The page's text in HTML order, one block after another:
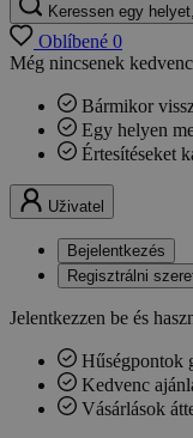
Keressen egy
Oblíbené 0
Még nincsenek
Bármikor
Egy helyen
Értesítéseket
Uživatel
Bejelentkezés
Regisztrálni
Jelentkezzen be és
Hűségpontok
Kedvenc
Vásárlások